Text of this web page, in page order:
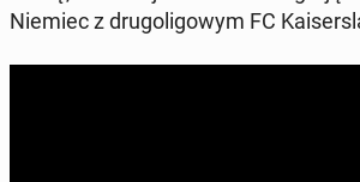
Niemiec z dru­go­li­go­wym FC